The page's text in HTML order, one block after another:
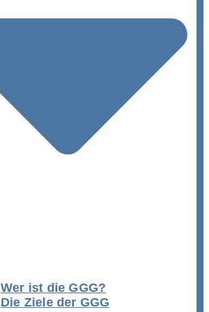
Wer ist die GGG?
Die Ziele der GGG